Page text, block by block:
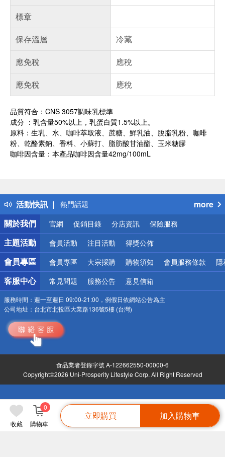
收藏 購物車
0
立即購買 加入購物車
標章
保存溫層
冷藏
應免稅
應稅
應免稅
應稅
品質符合：CNS 3057調味乳標準
成分 ：乳含量50%以上，乳蛋白質1.5%以上。
原料：生乳、水、咖啡萃取液、蔗糖、鮮乳油、脫脂乳粉、咖啡
粉、乾酪素鈉、香料、小蘇打、脂肪酸甘油酯、玉米糖膠
咖啡因含量：本產品咖啡因含量42mg/100mL
活動快訊
得獎公告
熱門話題
銀行優惠
偏遠地區配送
詐騙網頁！請小心！
more
關於我們
官網 促銷目錄 分店資訊 保險服務
主題活動 會員活動 注目活動 得獎公佈
會員專區 會員專區 大宗採購 購物須知 會員服務條款 隱
客服中心 常見問題 服務公告 意見信箱
服務時間： 週一至週日 09:00-21:00，例假日依網站公告為主
公司地址： 台北市北投區大業路136號5樓 (台灣)
食品業者登錄字號 A-122662550-00000-6
Copyright©2026 Uni-Prosperity Lifestyle Corp. All Right Reserved